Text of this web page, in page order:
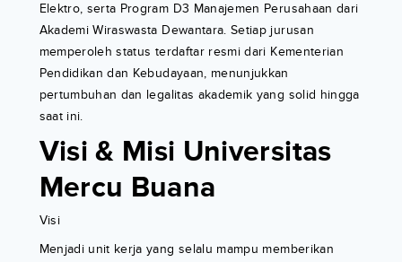
Elektro, serta Program D3 Manajemen Perusahaan dari
Akademi Wiraswasta Dewantara. Setiap jurusan
memperoleh status terdaftar resmi dari Kementerian
Pendidikan dan Kebudayaan, menunjukkan
pertumbuhan dan legalitas akademik yang solid hingga
saat ini.
Visi & Misi Universitas
Mercu Buana
Visi
Menjadi unit kerja yang selalu mampu memberikan